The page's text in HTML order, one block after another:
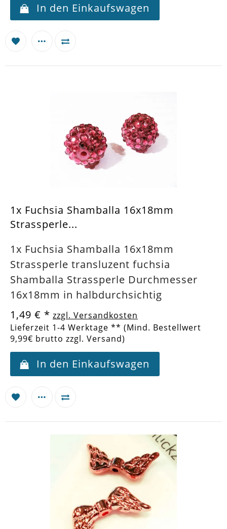
In den Einkaufswagen
1x Fuchsia Shamballa 16x18mm
Strassperle...
1x Fuchsia Shamballa 16x18mm
Strassperle transluzent fuchsia
Shamballa Strassperle Durchmesser
16x18mm in halbdurchsichtig
1,49 € * zzgl. Versandkosten
Lieferzeit 1-4 Werktage ** (Mind. Bestellwert
9,99€ brutto zzgl. Versand)
In den Einkaufswagen